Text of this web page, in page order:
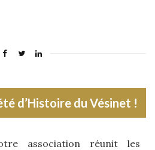
d’Histoire du Vésinet !
association réunit les